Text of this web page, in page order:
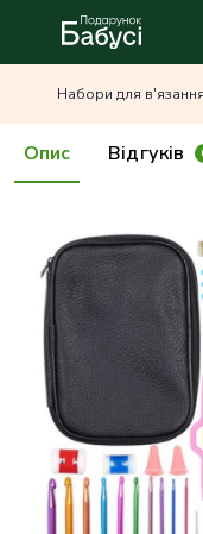
Набори для в'язання
Опис Відгуків